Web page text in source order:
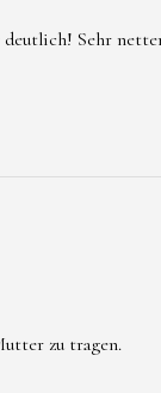
deutlich! Sehr
zu tragen.